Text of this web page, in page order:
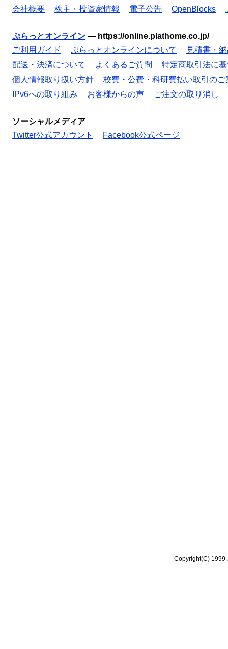
会社概要 株主・投資家情報 電子公告 OpenBlocks
ぷらっとオンライン — https://online.plathome.co.jp/
ご利用ガイド
ぷらっとオンラインについて
見積書・
配送・決済について
よくあるご質問
特定商取引法に
個人情報取り扱い方針
校費・公費・科研費払い取引のご
IPv6への取り組み
お客様からの声 ご注文の取り消し
ソーシャルメディア
Twitter公式アカウント
Facebook公式ページ
Copyright(C)